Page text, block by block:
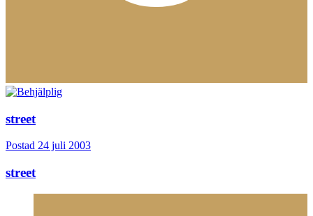
street
Postad 24 juli 2003
street